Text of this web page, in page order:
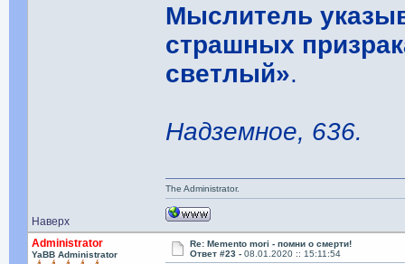
Мыслитель
страшных
светлый».
Надземное, 636.
Наверх
The Administrator.
Administrator
YaBB Administrator
Re: Memento mori - помни о смерти!
Ответ #23 -08.01.2020 :: 15:11:54